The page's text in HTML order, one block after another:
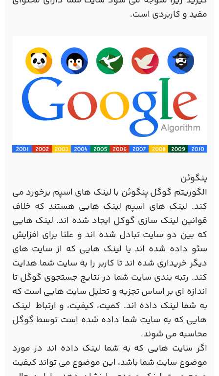
مفید و کاربردی است.
پنگوئن
الگوریتم گوگل پنگوئن با لینک های اسپم برخورد می
کند. لینک های اسپم لینک هایی هستند که خلاف
قوانین لینک سازی گوکل ایجاد شده اند. لینک هایی
که بین دو سایت تبادل شده اند و علنا برای افزایش
سئو داده شده اند یا لینک هایی که از سایت های
دیگر خریداری شده اند تا کاربر را به سایت شما هدایت
کند. رتبه بندی سایت شما در نتایج جستجوی گوگل تا
اندازه ای بر اساس تجزیه و تحلیل سایت هایی است که
به شما لینک داده اند. کمیت، کیفیت، و ارتباط لینک
هایی که به سایت شما داده شده است توسط گوگل
محاسبه می شوند.
اگر سایت هایی که به شما لینک داده اند در مورد
موضوع سایت شما باشد، این موضوع می تواند کیفیت